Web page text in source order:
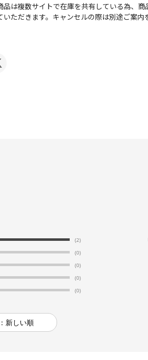
は複数サイトで在庫を共有している為、
いただきます。キャンセルの際は別途ご案内
(2)
(0)
(0)
(0)
(0)
新しい順